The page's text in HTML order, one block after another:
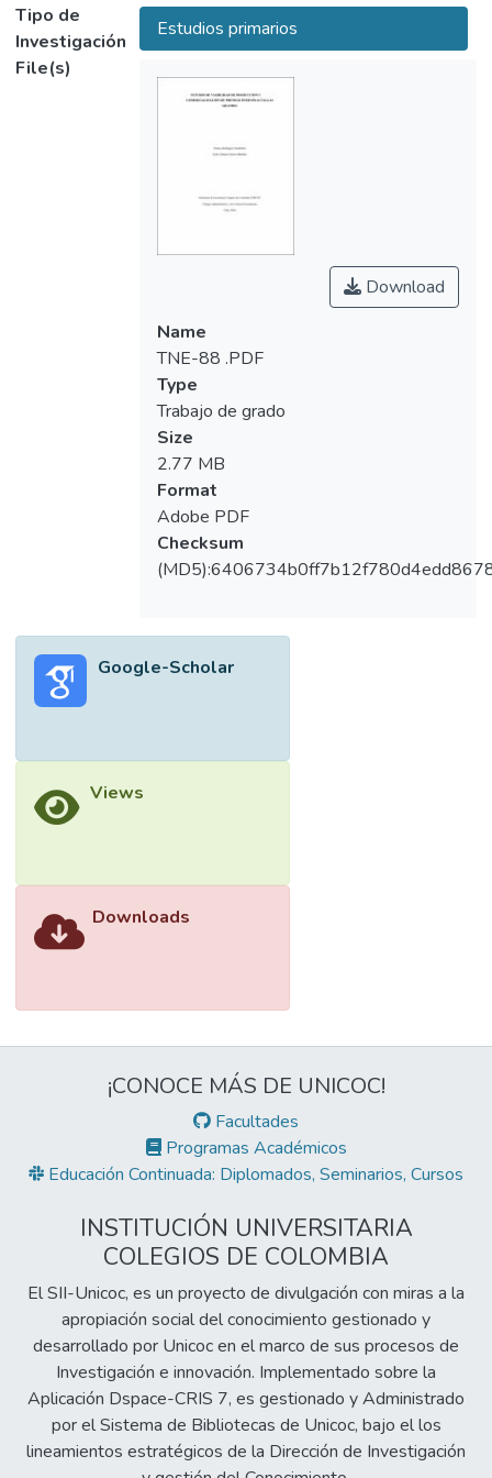
respuesta a la necesidad de variedad de
prendas tallas grandes para las mujeres
bogotanas
Tipo de
Investigación
Estudios primarios
File(s)
Download
Name
TNE-88 .PDF
Type
Trabajo de grado
Size
2.77 MB
Format
Adobe PDF
Checksum
Google-Scholar
Views
Downloads
¡CONOCE MÁS DE UNICOC!
Facultades
Programas Académicos
Educación Continuada: Diplomados, Seminarios, Cursos
INSTITUCIÓN UNIVERSITARIA
COLEGIOS DE COLOMBIA
El SII-Unicoc, es un proyecto de divulgación con miras a la
apropiación social del conocimiento gestionado y
desarrollado por Unicoc en el marco de sus procesos de
Investigación e innovación. Implementado sobre la
Aplicación Dspace-CRIS 7, es gestionado y Administrado
por el Sistema de Bibliotecas de Unicoc, bajo el los
lineamientos estratégicos de la Dirección de Investigación